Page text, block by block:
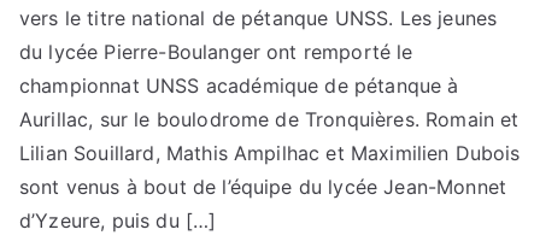
vers le titre national de pétanque UNSS. Les jeunes
du lycée Pierre-Boulanger ont remporté le
championnat UNSS académique de pétanque à
Aurillac, sur le boulodrome de Tronquières. Romain et
Lilian Souillard, Mathis Ampilhac et Maximilien Dubois
sont venus à bout de l’équipe du lycée Jean-Monnet
d’Yzeure, puis du […]